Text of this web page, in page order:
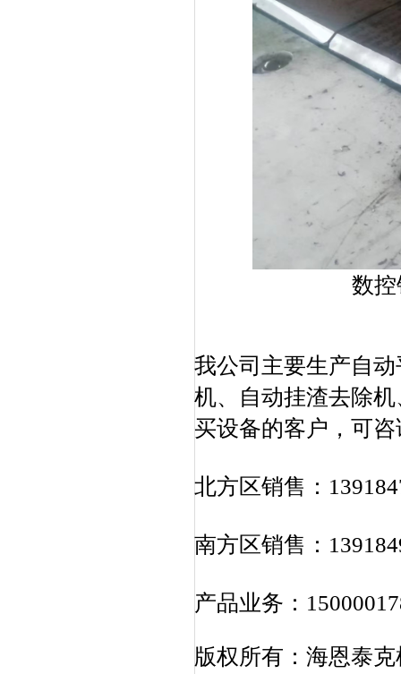
数
我公司主要生产自
机、自动挂渣去除
买设备的客户，可
北方区销售：
南方区销售：
产品业务：
版权所有：海恩泰